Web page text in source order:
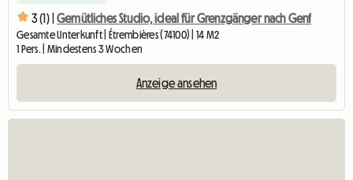
3 (1) | Gemütliches Studio, ideal für Grenzgänger nach Genf
Gesamte Unterkunft | Étrembières (74100) | 14 M2
1 Pers. | Mindestens 3 Wochen
Anzeige ansehen